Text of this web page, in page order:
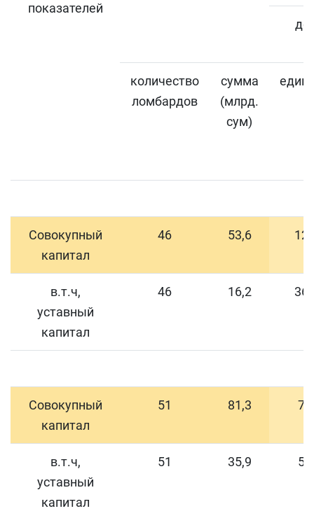
показателей
до
количество
ломбардов
сумма
(млрд.
сум)
Совокупный
капитал
46 53,6 12
в.т.ч,
уставный
капитал
46 16,2 36
Совокупный
капитал
51 81,3 7
в.т.ч,
уставный
капитал
51 35,9 5